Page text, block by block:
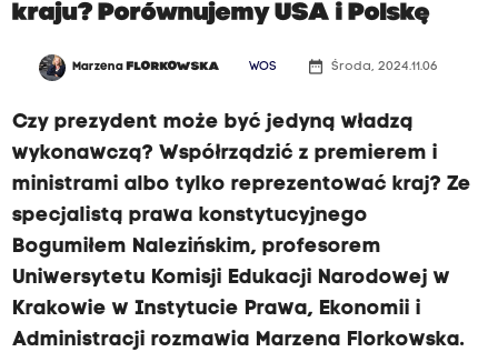
kraju? Porównujemy USA i Polskę
Marzena FLORKOWSKA WOS date_range Środa, 2024.11.06
Czy prezydent może być jedyną władzą
wykonawczą? Współrządzić z premierem i
ministrami albo tylko reprezentować kraj? Ze
specjalistą prawa konstytucyjnego
Bogumiłem Nalezińskim, profesorem
Uniwersytetu Komisji Edukacji Narodowej w
Krakowie w Instytucie Prawa, Ekonomii i
Administracji rozmawia Marzena Florkowska.